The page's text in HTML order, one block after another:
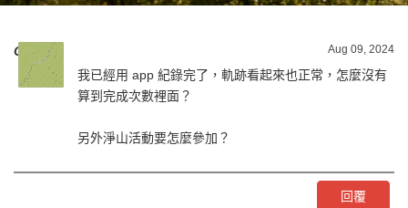
Aug 09, 2024
Chill
寫
我已經用 app 紀錄完了，軌跡看起來也正常，怎麼沒有
算到完成次數裡面？
另外淨山活動要怎麼參加？
回覆